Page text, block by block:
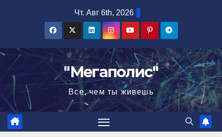
Чт. Авг 6th, 2026
"Мегаполис"
Все, чем ты живешь